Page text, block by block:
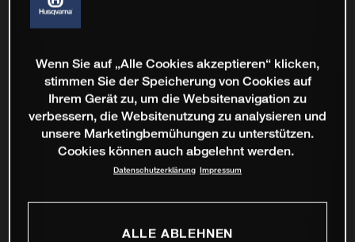
Wenn Sie auf „Alle Cookies akzeptieren“ klicken,
stimmen Sie der Speicherung von Cookies auf
Ihrem Gerät zu, um die Websitenavigation zu
verbessern, die Websitenutzung zu analysieren und
unsere Marketingbemühungen zu unterstützen.
Cookies können auch abgelehnt werden.
Datenschutzerklärung Impressum
ALLE ABLEHNEN